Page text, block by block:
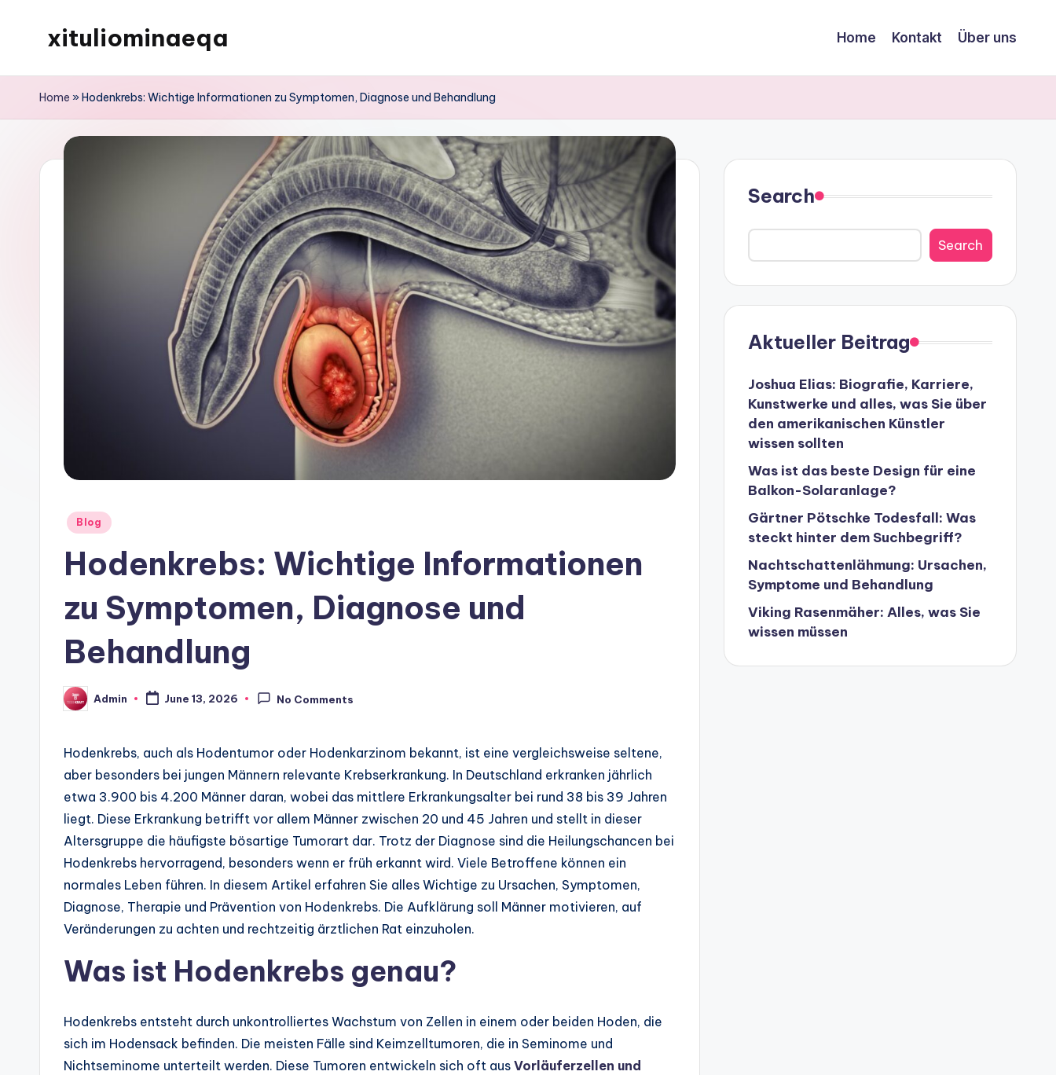
xituliominaeqa Home Kontakt Über uns
Home »Hodenkrebs: Wichtige Informationen zu Symptomen, Diagnose und Behandlung
Posted
Blog
Hodenkrebs: Wichtige Informationen
zu Symptomen, Diagnose und
Behandlung
Posted
by
Admin June 13, 2026 No Comments
Hodenkrebs, auch als Hodentumor oder Hodenkarzinom bekannt, ist eine vergleichsweise seltene,
aber besonders bei jungen Männern relevante Krebserkrankung. In Deutschland erkranken jährlich
etwa 3.900 bis 4.200 Männer daran, wobei das mittlere Erkrankungsalter bei rund 38 bis 39 Jahren
liegt. Diese Erkrankung betrifft vor allem Männer zwischen 20 und 45 Jahren und stellt in dieser
Altersgruppe die häufigste bösartige Tumorart dar. Trotz der Diagnose sind die Heilungschancen bei
Hodenkrebs hervorragend, besonders wenn er früh erkannt wird. Viele Betroffene können ein
normales Leben führen. In diesem Artikel erfahren Sie alles Wichtige zu Ursachen, Symptomen,
Diagnose, Therapie und Prävention von Hodenkrebs. Die Aufklärung soll Männer motivieren, auf
Veränderungen zu achten und rechtzeitig ärztlichen Rat einzuholen.
Was ist Hodenkrebs genau?
Hodenkrebs entsteht durch unkontrolliertes Wachstum von Zellen in einem oder beiden Hoden, die
sich im Hodensack befinden. Die meisten Fälle sind Keimzelltumoren, die in Seminome und
Nichtseminome unterteilt werden. Diese Tumoren entwickeln sich oft aus Vorläuferzellen und
Search
Search
Aktueller Beitrag
Joshua Elias: Biografie, Karriere,
Kunstwerke und alles, was Sie über
den amerikanischen Künstler
wissen sollten
Was ist das beste Design für eine
Balkon-Solaranlage?
Gärtner Pötschke Todesfall: Was
steckt hinter dem Suchbegriff?
Nachtschattenlähmung: Ursachen,
Symptome und Behandlung
Viking Rasenmäher: Alles, was Sie
wissen müssen